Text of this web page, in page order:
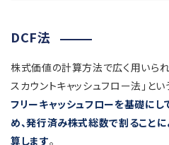
DCF法
株式価値の計算方法で広く用いられ
スカウントキャッシュフロー法」とい
フリーキャッシュフローを基礎に
め、発行済み株式総数で割ること
算します。